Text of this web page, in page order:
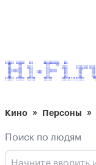
Кино Персоны
Поиск по людям